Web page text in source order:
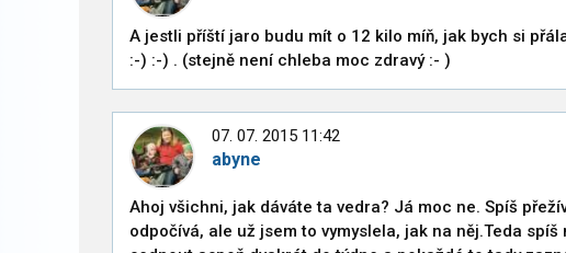
A jestli příští jaro budu mít o 12 kilo míň, jak bych si
:-) :-) . (stejně není chleba moc zdravý :- )
07. 07. 2015 11:42
abyne
Ahoj všichni, jak dáváte ta vedra? Já moc ne. Spíš
odpočívá, ale už jsem to vymyslela, jak na něj.Teda